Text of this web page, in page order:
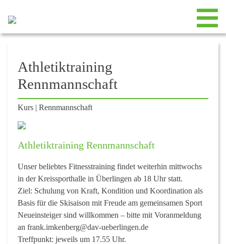
Athletiktraining
Rennmannschaft
Kurs | Rennmannschaft
Athletiktraining Rennmannschaft
Unser beliebtes Fitnesstraining findet weiterhin mittwochs
in der Kreissporthalle in Überlingen ab 18 Uhr statt.
Ziel: Schulung von Kraft, Kondition und Koordination als
Basis für die Skisaison mit Freude am gemeinsamen Sport
Neueinsteiger sind willkommen – bitte mit Voranmeldung
an frank.imkenberg@dav-ueberlingen.de
Treffpunkt: jeweils um 17.55 Uhr.